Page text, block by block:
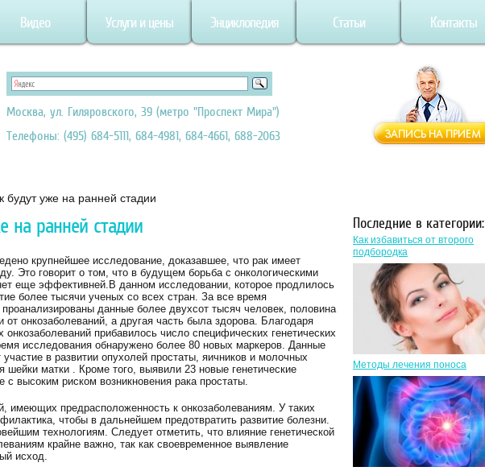
Видео Услуги и цены Энциклопедия Статьи Контакты
Москва, ул. Гиляровского, 39 (метро "Проспект Мира")
Телефоны: (495) 684-5111, 684-4981, 684-4661, 688-2063
будут уже на ранней стадии
на ранней стадии
крупнейшее исследование, доказавшее, что рак имеет
Это говорит о том, что в будущем борьба с онкологическими
еще эффективней. В данном исследовании, которое продлилось
более тысячи ученых со всех стран. За все время
данные более двухсот тысяч человек, половина
от онкозаболеваний, а другая часть была здорова. Благодаря
онкозаболеваний прибавилось число специфических генетических
исследования обнаружено более 80 новых маркеров. Данные
в развитии опухолей простаты, яичников и молочных
шейки матки . Кроме того, выявили 23 новые генетические
с высоким риском возникновения рака простаты.
имеющих предрасположенность к онкозаболеваниям. У таких
чтобы в дальнейшем предотвратить развитие болезни.
технологиям. Следует отметить, что влияние генетической
крайне важно, так как своевременное выявление
исход.
Последние в категории:
Как избавиться от второго
подбородка
Методы лечения поноса